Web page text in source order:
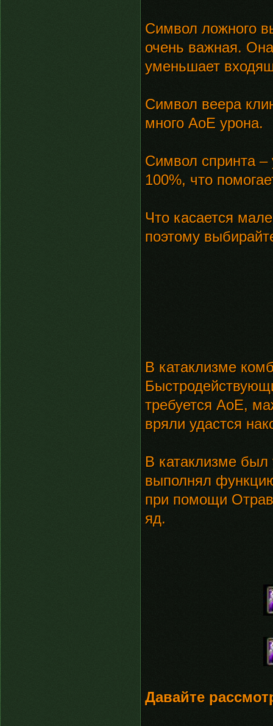
Символ ложного
очень важная.
уменьшает
Символ веера
много АоЕ урона.
Символ спринта –
100%, что
Что касается
поэтому
В катаклизме
требуется АоЕ,
вряли удастся
В катаклизме
выполнял
при помощи
яд.
Давайте